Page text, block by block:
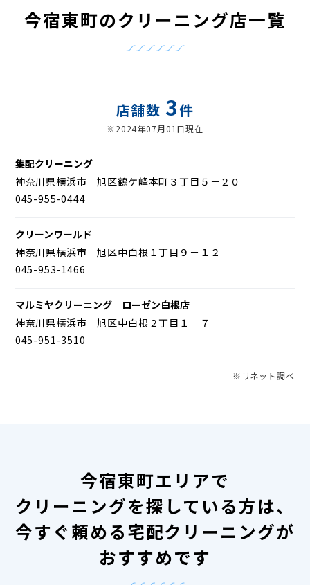
今宿東町のクリーニング店一覧
店舗数 3件
※2024年07月01日現在
集配クリーニング
神奈川県横浜市 旭区鶴ケ峰本町３丁目５－２０
045-955-0444
クリーンワールド
神奈川県横浜市 旭区中白根１丁目９－１２
045-953-1466
マルミヤクリーニング ローゼン白根店
神奈川県横浜市 旭区中白根２丁目１－７
045-951-3510
※リネット調べ
今宿東町エリアで
クリーニングを探している方は、
今すぐ頼める宅配クリーニングが
おすすめです